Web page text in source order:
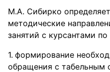
М.А. Сибирко
методические
занятий с курсантами
формирование
обращения с табельным